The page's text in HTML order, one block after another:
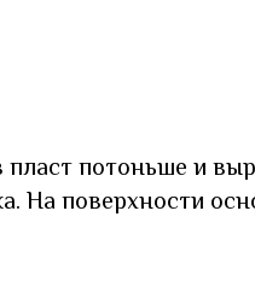
потоньше и
На поверхности